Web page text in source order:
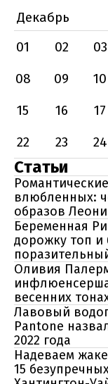
Декабрь
01
02 03
08
09 10
15
16 17
22
23 24
Статьи
влюбленных:
образов
Беременная
дорожку топ и
Оливия
весенних
Лавовый
Pantone
2022 года
Надеваем
15